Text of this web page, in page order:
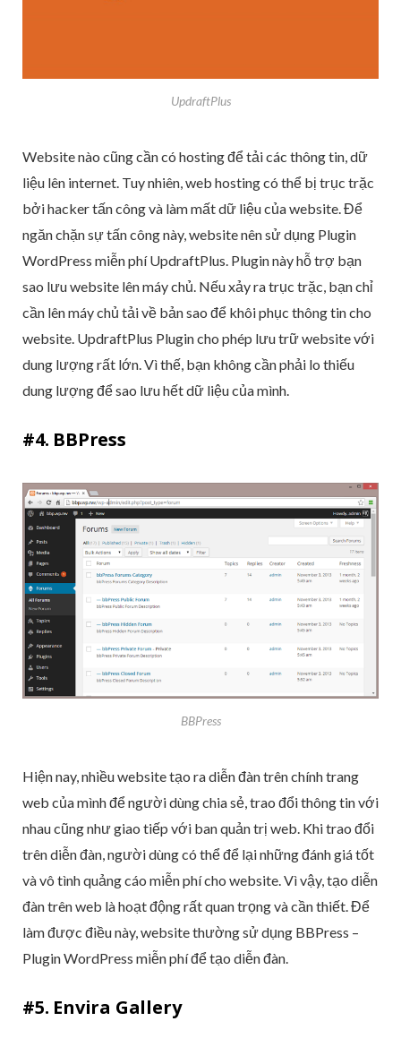
UpdraftPlus
Website nào cũng cần có hosting để tải các thông tin, dữ
liệu lên internet. Tuy nhiên, web hosting có thể bị trục trặc
bởi hacker tấn công và làm mất dữ liệu của website. Để
ngăn chặn sự tấn công này, website nên sử dụng Plugin
WordPress miễn phí UpdraftPlus. Plugin này hỗ trợ bạn
sao lưu website lên máy chủ. Nếu xảy ra trục trặc, bạn chỉ
cần lên máy chủ tải về bản sao để khôi phục thông tin cho
website. UpdraftPlus Plugin cho phép lưu trữ website với
dung lượng rất lớn. Vì thế, bạn không cần phải lo thiếu
dung lượng để sao lưu hết dữ liệu của mình.
#4. BBPress
BBPress
Hiện nay, nhiều website tạo ra diễn đàn trên chính trang
web của mình để người dùng chia sẻ, trao đổi thông tin với
nhau cũng như giao tiếp với ban quản trị web. Khi trao đổi
trên diễn đàn, người dùng có thể để lại những đánh giá tốt
và vô tình quảng cáo miễn phí cho website. Vì vậy, tạo diễn
đàn trên web là hoạt động rất quan trọng và cần thiết. Để
làm được điều này, website thường sử dụng BBPress –
Plugin WordPress miễn phí để tạo diễn đàn.
#5. Envira Gallery